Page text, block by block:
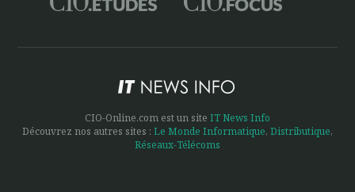
CIO-Online.com est un site IT News Info
Découvrez nos autres sites : Le Monde Informatique, Distributique,
Réseaux-Télécoms